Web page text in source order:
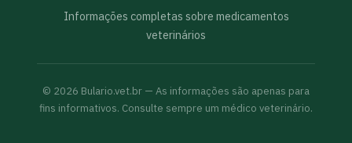
Informações completas sobre medicamentos
veterinários
© 2026 Bulario.vet.br — As informações são apenas para
fins informativos. Consulte sempre um médico veterinário.